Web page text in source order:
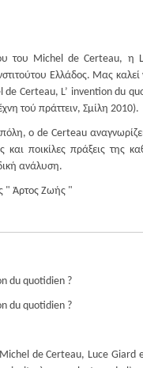
του Μichel de Certeau, η
Ελλάδος. Μας
de Certeau, L’ invention du
τού πράττειν, Σμίλη 2010).
ο de Certeau
ποικίλες πράξεις της
ανάλυση.
" Άρτος Ζωής "
du quotidien ?
du quotidien ?
de Certeau, Luce Giard